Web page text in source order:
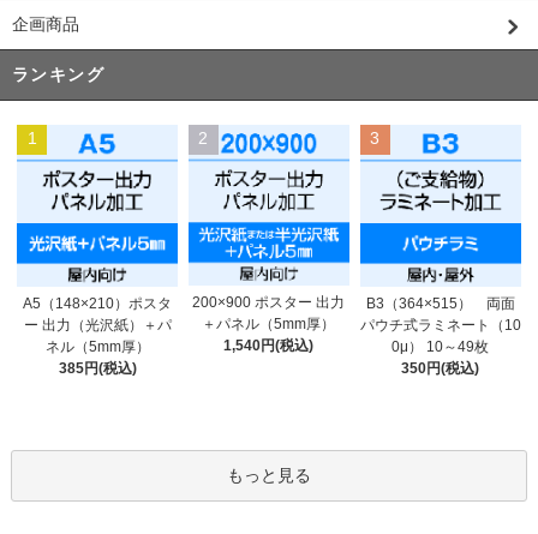
企画商品
ランキング
1
A5（148×210）ポスタ
ー 出力（光沢紙）＋パ
ネル（5mm厚）
385円(税込)
2
200×900 ポスター 出力
＋パネル（5mm厚）
1,540円(税込)
3
B3（364×515） 両面
パウチ式ラミネート（10
0μ） 10～49枚
350円(税込)
もっと見る